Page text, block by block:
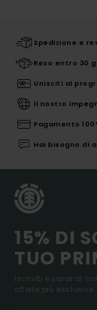
Spedizione e
Reso entro 30
Unisciti al
Il nostro
Pagamento
Hai bisogno di
15% DI
TUO
Iscriviti e sarai al
offerte più esclusive.